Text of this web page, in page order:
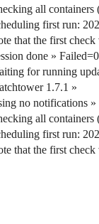
all
first run:
that the first
done »
for running
1.7.1 »
no notifications »
all
first run:
that the first